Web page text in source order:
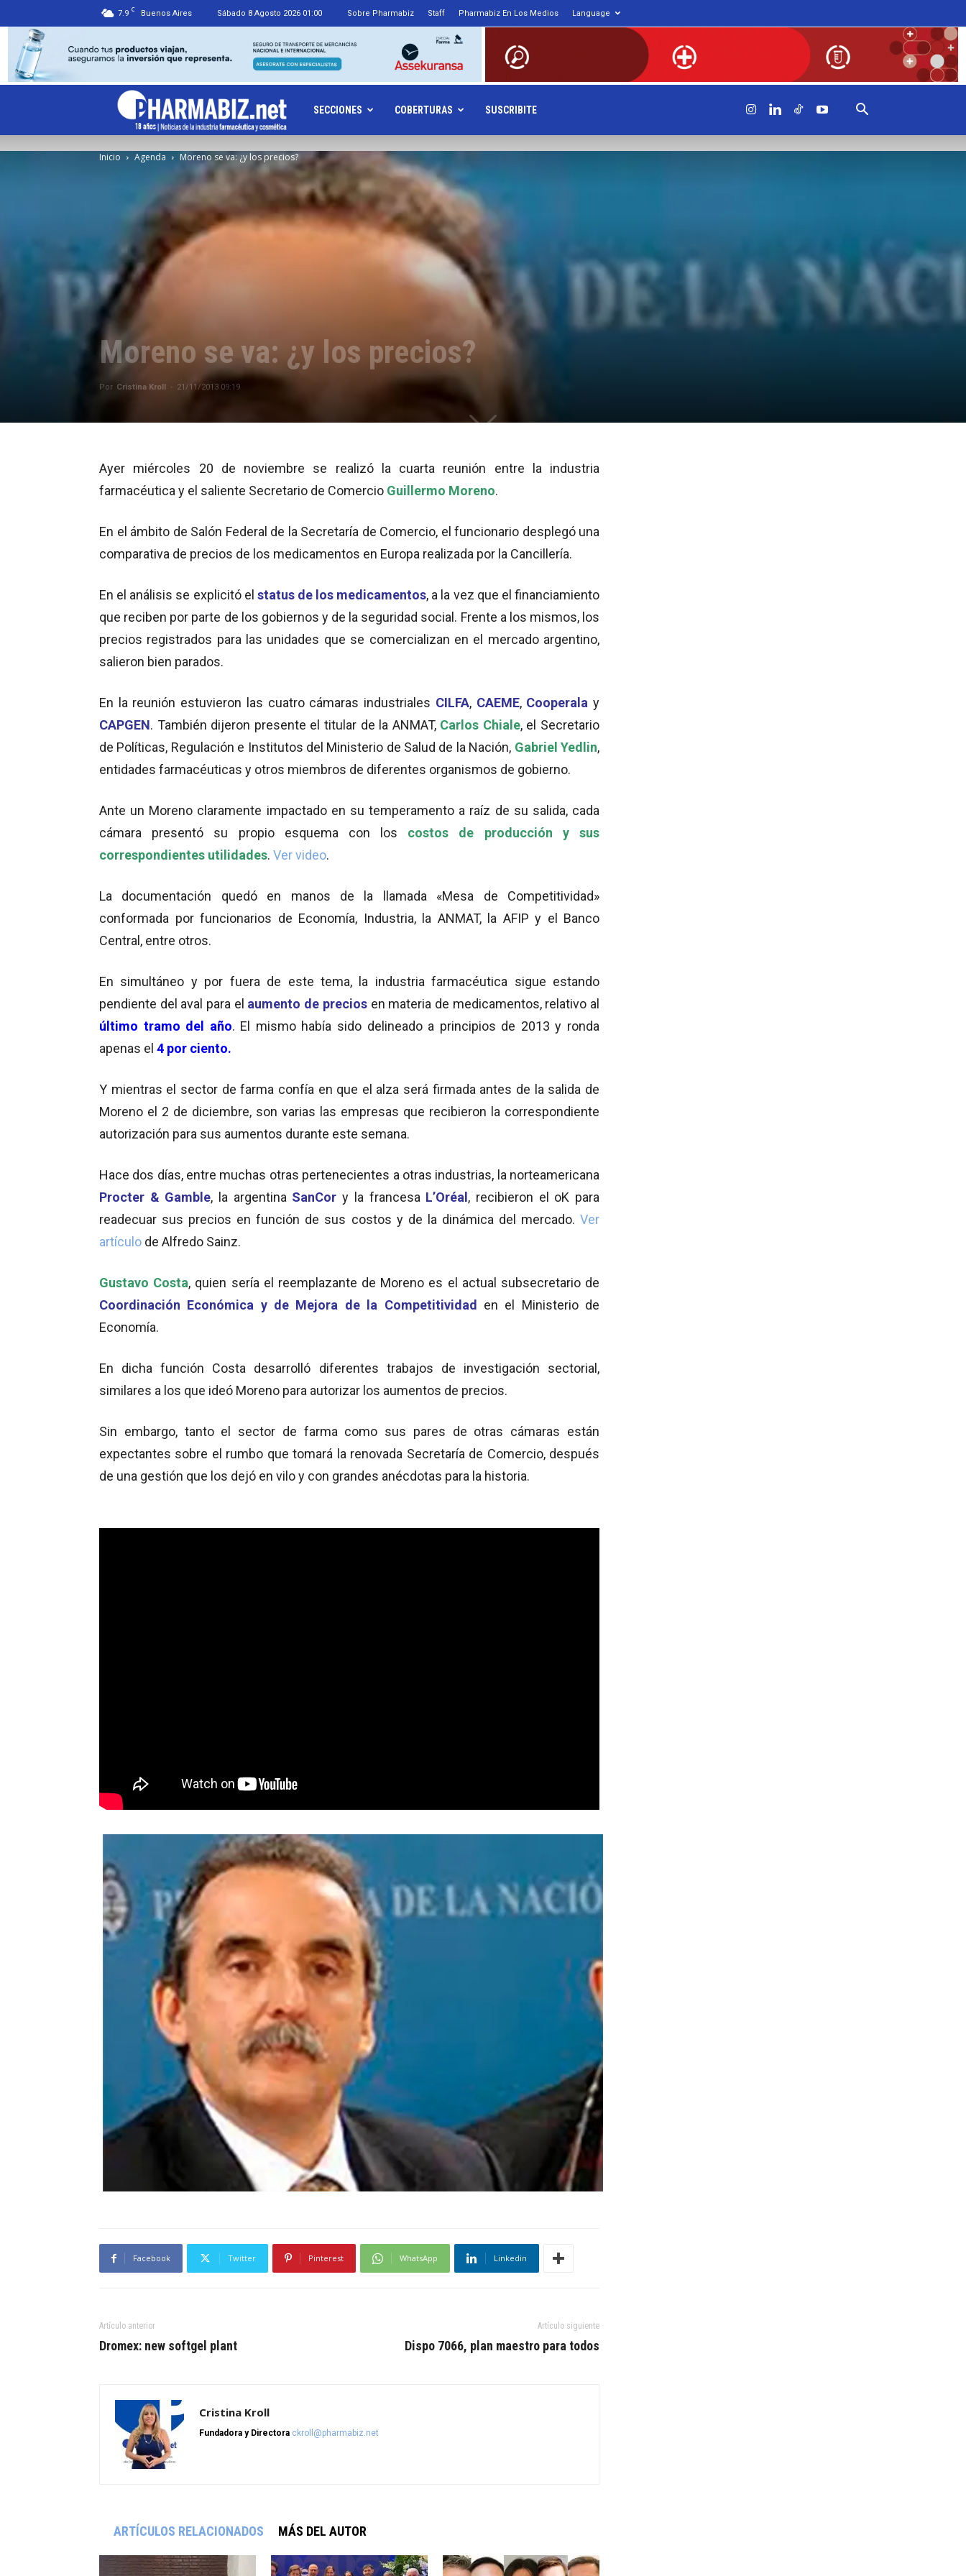
7.9 C Buenos Aires Sábado 8 Agosto 2026 01:00 Sobre Pharmabiz Staff Pharmabiz En Los Medios Language
Pharmabiz.NET
SECCIONES COBERTURAS SUSCRIBITE
Inicio Agenda Moreno se va: ¿y los precios?
Moreno se va: ¿y los precios?
Por Cristina Kroll - 21/11/2013 09:19
Ayer miércoles 20 de noviembre se realizó la cuarta reunión entre la industria
farmacéutica y el saliente Secretario de Comercio Guillermo Moreno.
En el ámbito de Salón Federal de la Secretaría de Comercio, el funcionario desplegó una
comparativa de precios de los medicamentos en Europa realizada por la Cancillería.
En el análisis se explicitó el status de los medicamentos, a la vez que el financiamiento
que reciben por parte de los gobiernos y de la seguridad social. Frente a los mismos, los
precios registrados para las unidades que se comercializan en el mercado argentino,
salieron bien parados.
En la reunión estuvieron las cuatro cámaras industriales CILFA, CAEME, Cooperala y
CAPGEN. También dijeron presente el titular de la ANMAT, Carlos Chiale, el Secretario
de Políticas, Regulación e Institutos del Ministerio de Salud de la Nación, Gabriel Yedlin,
entidades farmacéuticas y otros miembros de diferentes organismos de gobierno.
Ante un Moreno claramente impactado en su temperamento a raíz de su salida, cada
cámara presentó su propio esquema con los costos de producción y sus
correspondientes utilidades. Ver video.
La documentación quedó en manos de la llamada «Mesa de Competitividad»
conformada por funcionarios de Economía, Industria, la ANMAT, la AFIP y el Banco
Central, entre otros.
En simultáneo y por fuera de este tema, la industria farmacéutica sigue estando
pendiente del aval para el aumento de preciosen materia de medicamentos, relativo al
último tramo del año. El mismo había sido delineado a principios de 2013 y ronda
apenas el 4 por ciento.
Y mientras el sector de farma confía en que el alza será firmada antes de la salida de
Moreno el 2 de diciembre, son varias las empresas que recibieron la correspondiente
autorización para sus aumentos durante este semana.
Hace dos días, entre muchas otras pertenecientes a otras industrias, la norteamericana
Procter & Gamble, la argentina SanCor y la francesa L’Oréal, recibieron el oK para
readecuar sus precios en función de sus costos y de la dinámica del mercado. Ver
artículo de Alfredo Sainz.
Gustavo Costa, quien sería el reemplazante de Moreno es el actual subsecretario de
Coordinación Económica y de Mejora de la Competitividad en el Ministerio de
Economía.
En dicha función Costa desarrolló diferentes trabajos de investigación sectorial,
similares a los que ideó Moreno para autorizar los aumentos de precios.
Sin embargo, tanto el sector de farma como sus pares de otras cámaras están
expectantes sobre el rumbo que tomará la renovada Secretaría de Comercio, después
de una gestión que los dejó en vilo y con grandes anécdotas para la historia.
Facebook Twitter Pinterest WhatsApp Linkedin
Artículo anterior
Dromex: new softgel plant
Artículo siguiente
Dispo 7066, plan maestro para todos
Cristina Kroll
Fundadora y Directora ckroll@pharmabiz.net
ARTÍCULOS RELACIONADOS MÁS DEL AUTOR